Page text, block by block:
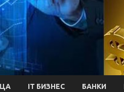
IT БИЗНЕС БАНКИ